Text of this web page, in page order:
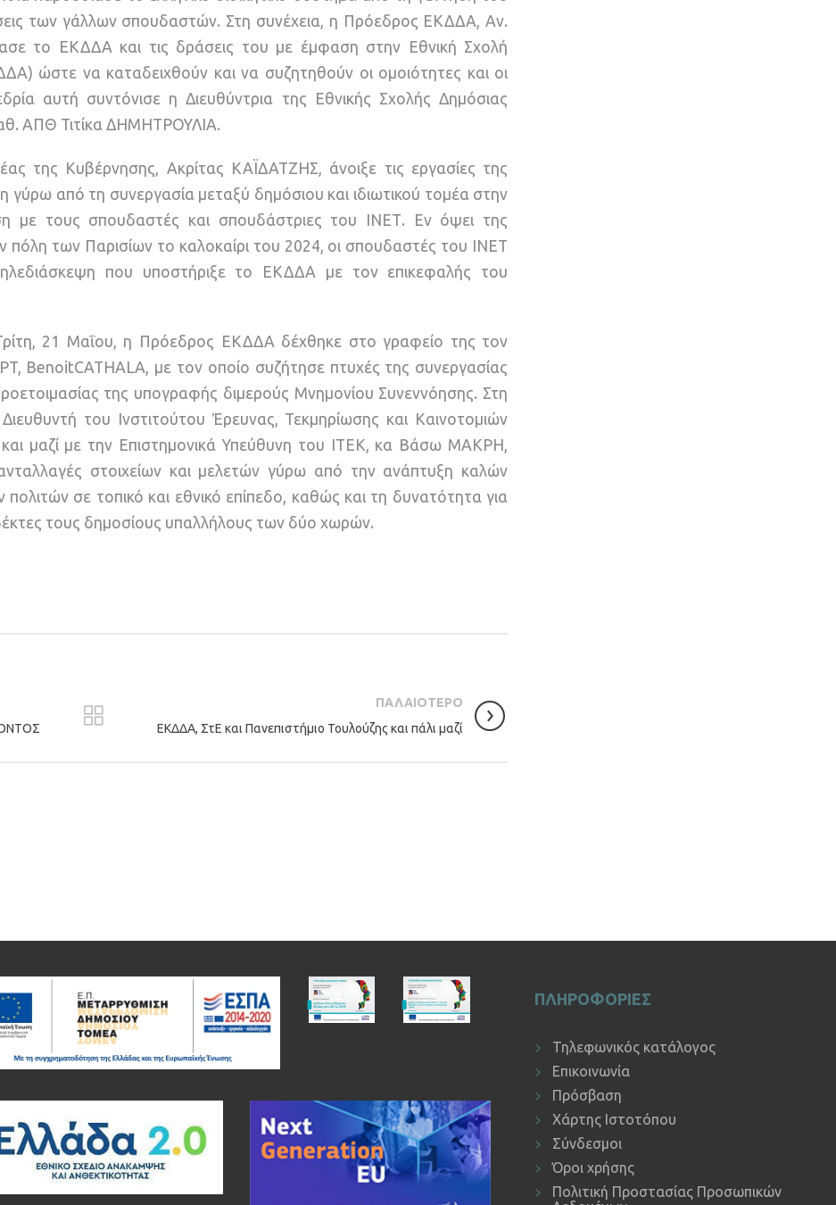
των γάλλων σπουδαστών. Στη συνέχεια, η Πρόεδρος ΕΚΔΔΑ, Αν.
το ΕΚΔΔΑ και τις δράσεις του με έμφαση στην Εθνική Σχολή
ώστε να καταδειχθούν και να συζητηθούν οι ομοιότητες και οι
αυτή συντόνισε η Διευθύντρια της Εθνικής Σχολής Δημόσιας
ΑΠΘ Τιτίκα ΔΗΜΗΤΡΟΥΛΙΑ.
της Κυβέρνησης, Ακρίτας ΚΑΪΔΑΤΖΗΣ, άνοιξε τις εργασίες της
γύρω από τη συνεργασία μεταξύ δημόσιου και ιδιωτικού τομέα στην
με τους σπουδαστές και σπουδάστριες του ΙΝΕΤ. Εν όψει της
των Παρισίων το καλοκαίρι του 2024, οι σπουδαστές του ΙΝΕΤ
που υποστήριξε το ΕΚΔΔΑ με τον επικεφαλής του
21 Μαΐου, η Πρόεδρος ΕΚΔΔΑ δέχθηκε στο γραφείο της τον
BenoitCATHALA, με τον οποίο συζήτησε πτυχές της συνεργασίας
της υπογραφής διμερούς Μνημονίου Συνεννόησης. Στη
του Ινστιτούτου Έρευνας, Τεκμηρίωσης και Καινοτομιών
μαζί με την Επιστημονικά Υπεύθυνη του ΙΤΕΚ, κα Βάσω ΜΑΚΡΗ,
στοιχείων και μελετών γύρω από την ανάπτυξη καλών
σε τοπικό και εθνικό επίπεδο, καθώς και τη δυνατότητα για
τους δημοσίους υπαλλήλους των δύο χωρών.
ΠΑΛΑΙΟΤΕΡΟ
ΕΚΔΔΑ, ΣτΕ και Πανεπιστήμιο Τουλούζης και πάλι μαζί
ΠΛΗΡΟΦΟΡΙΕΣ
Τηλεφωνικός κατάλογος
Επικοινωνία
Πρόσβαση
Χάρτης Ιστοτόπου
Σύνδεσμοι
Όροι χρήσης
Πολιτική Προστασίας Προσωπικών